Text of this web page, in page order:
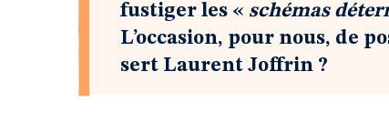
fustiger les « schémas
L’occasion, pour nous, de
sert Laurent Joffrin ?